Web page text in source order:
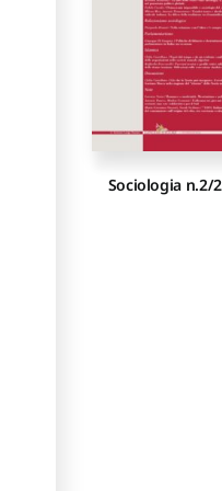
Sociologia n.2/